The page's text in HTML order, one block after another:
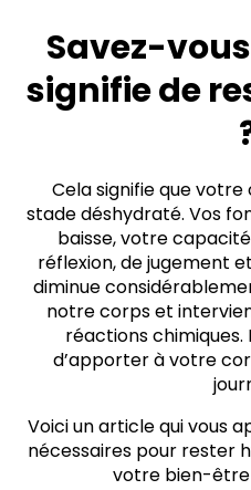
Savez-
signifie de
Cela signifie que
stade déshydraté. Vos
baisse, votre
réflexion, de jugement
diminue
notre corps et
réactions
d’apporter à votre
Voici un article qui vous
nécessaires pour rester
votre bien-